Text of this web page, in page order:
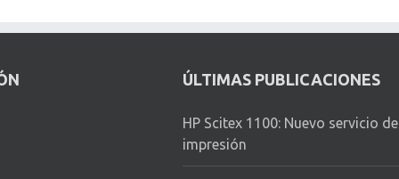
ÚLTIMAS PUBLICACIONES
HP Scitex 1100: Nuevo servicio de
impresión